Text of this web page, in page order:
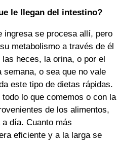
le llegan del intestino?
ingresa se procesa allí, pero
metabolismo a través de él
heces, la orina, o por el
o sea que no vale
este tipo de dietas rápidas.
lo que comemos o con la
de los alimentos,
día. Cuanto más
eficiente y a la larga se